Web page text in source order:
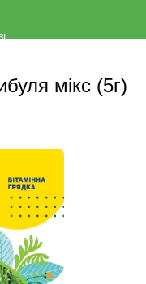
мiкс (5г)